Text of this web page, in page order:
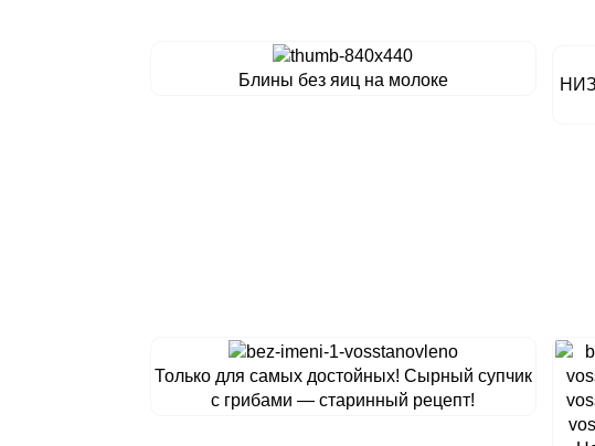
Блины без яиц на молоке
Только для самых достойных! Сырный супчик
с грибами — старинный рецепт!